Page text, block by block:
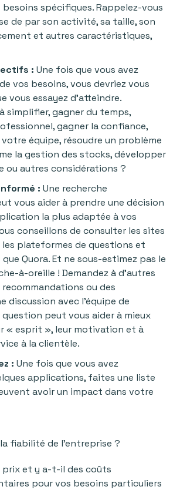
spécifiques. Rappelez-vous
de par son activité, sa taille, son
et autres caractéristiques,
: Une fois que vous avez
vos besoins, vous devriez vous
vous essayez d'atteindre.
simplifier, gagner du temps,
gagner la confiance,
équipe, résoudre un problème
la gestion des stocks, développer
ou autres considérations ?
: Une recherche
vous aider à prendre une décision
la plus adaptée à vos
conseillons de consulter les sites
les plateformes de questions et
Quora. Et ne sous-estimez pas le
à-oreille ! Demandez à d'autres
ou des
discussion avec l'équipe de
peut vous aider à mieux
« esprit », leur motivation et à
à la clientèle.
:Une fois que vous avez
applications, faites une liste
avoir un impact dans votre
fiabilité de l'entreprise ?
prix et y a-t-il des coûts
pour vos besoins particuliers